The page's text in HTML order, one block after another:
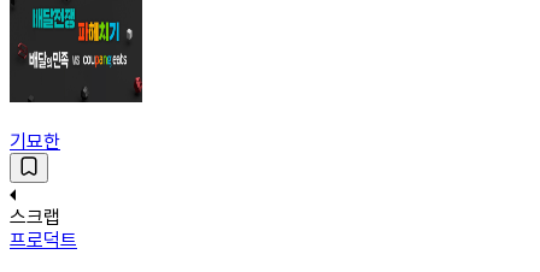
기묘한
스크랩
프로덕트